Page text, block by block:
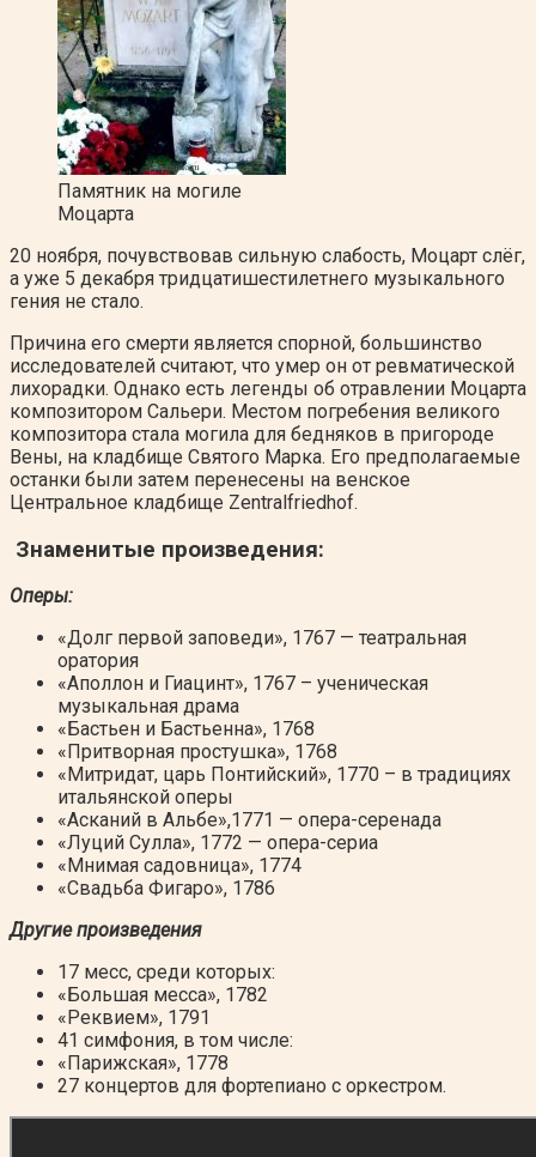
Памятник на могиле
Моцарта
20 ноября, почувствовав сильную слабость, Моцарт слёг,
а уже 5 декабря тридцатишестилетнего музыкального
гения не стало.
Причина его смерти является спорной, большинство
исследователей считают, что умер он от ревматической
лихорадки. Однако есть легенды об отравлении Моцарта
композитором Сальери. Местом погребения великого
композитора стала могила для бедняков в пригороде
Вены, на кладбище Святого Марка. Его предполагаемые
останки были затем перенесены на венское
Центральное кладбище Zentralfriedhof.
Знаменитые произведения:
Оперы:
«Долг первой заповеди», 1767 — театральная
оратория
«Аполлон и Гиацинт», 1767 – ученическая
музыкальная драма
«Бастьен и Бастьенна», 1768
«Притворная простушка», 1768
«Митридат, царь Понтийский», 1770 – в традициях
итальянской оперы
«Асканий в Альбе»,1771 — опера-серенада
«Луций Сулла», 1772 — опера-сериа
«Мнимая садовница», 1774
«Свадьба Фигаро», 1786
Другие произведения
17 месс, среди которых:
«Большая месса», 1782
«Реквием», 1791
41 симфония, в том числе:
«Парижская», 1778
27 концертов для фортепиано с оркестром.